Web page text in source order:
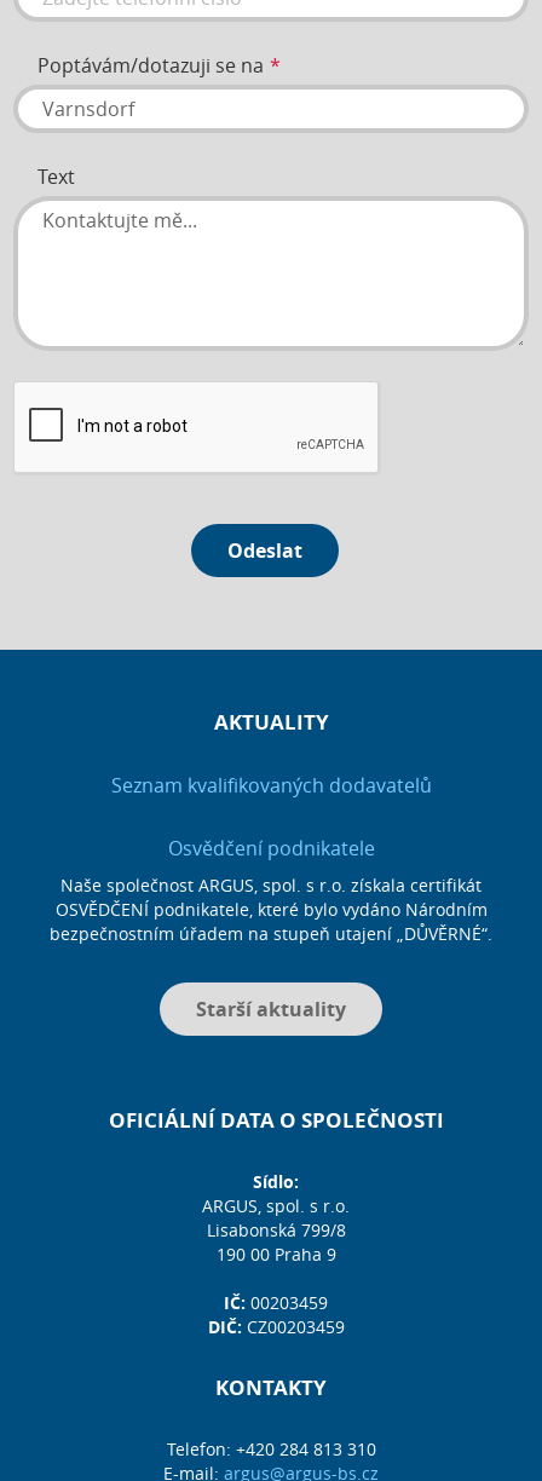
Poptávám/dotazuji se na
Text
Odeslat
AKTUALITY
Seznam kvalifikovaných dodavatelů
Osvědčení podnikatele
Naše společnost ARGUS, spol. s r.o. získala certifikát
OSVĚDČENÍ podnikatele, které bylo vydáno Národním
bezpečnostním úřadem na stupeň utajení „DŮVĚRNÉ“.
Starší aktuality
OFICIÁLNÍ DATA O SPOLEČNOSTI
Sídlo:
ARGUS, spol. s r.o.
Lisabonská 799/8
190 00 Praha 9
IČ: 00203459
DIČ: CZ00203459
KONTAKTY
Telefon: +420 284 813 310
E-mail: argus@argus-bs.cz